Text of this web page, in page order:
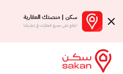
سكن | منصتك العقارية
اطلع على جميع العقارات في تطبيقنا